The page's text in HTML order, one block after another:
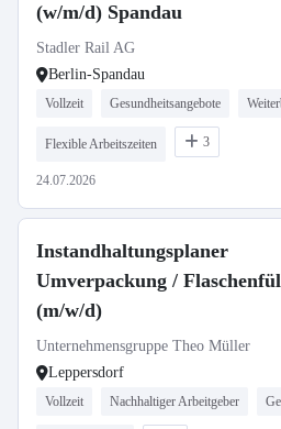
(w/m/d) Spandau
Stadler Rail AG
Berlin-Spandau
Vollzeit Gesundheitsangebote
Flexible Arbeitszeiten 3
24.07.2026
Instandhaltungsplaner
Umverpackung /
(m/w/d)
Unternehmensgruppe Theo Müller
Leppersdorf
Vollzeit Nachhaltiger Arbeitgeber